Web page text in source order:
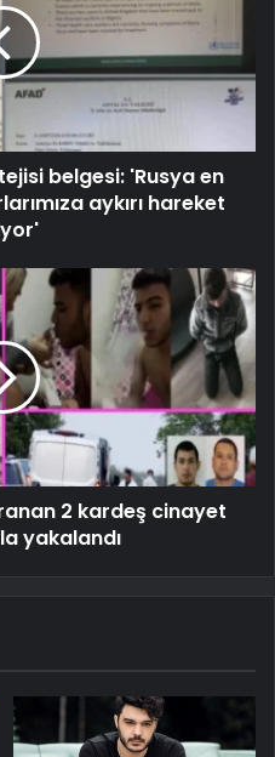
belgesi: 'Rusya en
aykırı hareket
2 kardeş cinayet
yakalandı